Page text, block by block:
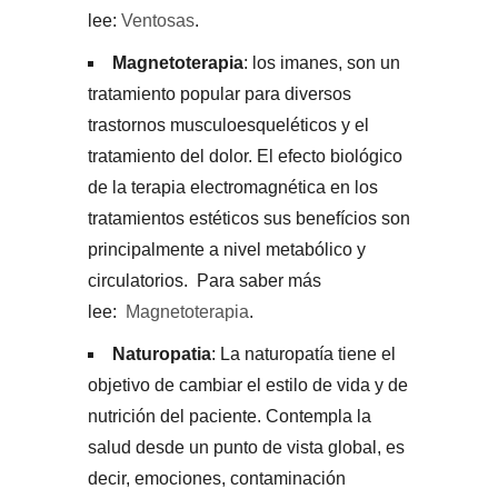
lee: Ventosas.
Magnetoterapia: los imanes, son un
tratamiento popular para diversos
trastornos musculoesqueléticos y el
tratamiento del dolor. El efecto biológico
de la terapia electromagnética en los
tratamientos estéticos sus benefícios son
principalmente a nivel metabólico y
circulatorios. Para saber más
lee:
Magnetoterapia.
Naturopatia: La naturopatía tiene el
objetivo de cambiar el estilo de vida y de
nutrición del paciente. Contempla la
salud desde un punto de vista global, es
decir, emociones, contaminación